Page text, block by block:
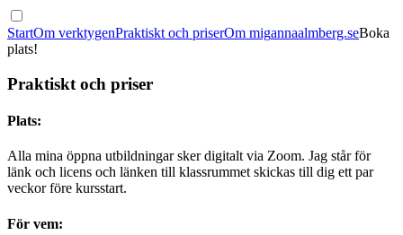
StartOm verktygenPraktiskt och priserOm migannaalmberg.seBoka
plats!
Praktiskt och priser
Plats:
Alla mina öppna utbildningar sker digitalt via Zoom. Jag står för
länk och licens och länken till klassrummet skickas till dig ett par
veckor före kursstart.
För vem: